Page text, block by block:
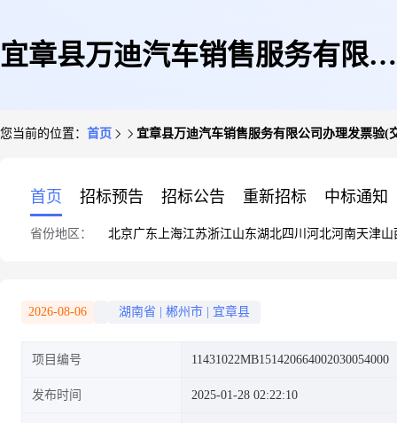
宜章县万迪汽车销售服务有限公
您当前的位置： 首页 宜章县万迪汽车销售服务有限公司办理发票验(
首页 招标预告 招标公告 重新招标 中标通知
省份地区： 北京广东 上海江苏浙江山东湖北四川 河北河南天津山
2026-08-06 湖南省 郴州市 宜章县
项目编号 11431022MB151420664002030054000
发布时间 2025-01-28 02:22:10